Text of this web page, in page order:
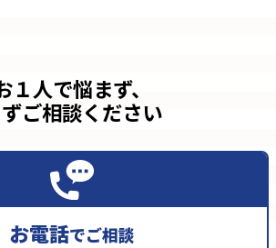
１人で悩まず、
ご相談ください
お電話でご相談